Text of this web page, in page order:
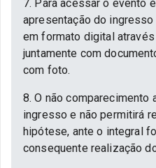
7. Para acessar o evento
apresentação do
em formato digital através
juntamente com
com foto.
8. O não comparecimento
ingresso e não permitirá
hipótese, ante o integral
consequente realização